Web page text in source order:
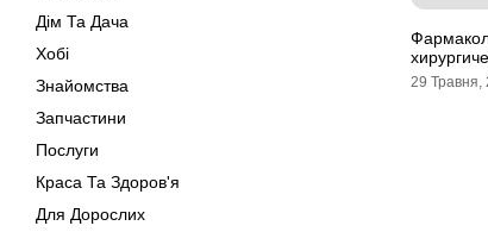
Дім Та Дача
Хобі
Знайомства
Запчастини
Послуги
Краса Та Здоров'я
Для Дорослих
29 Травня,